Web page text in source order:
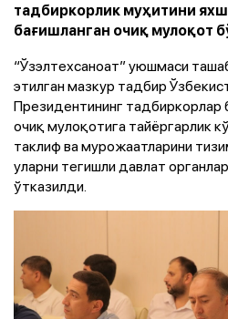
тадбиркорлик муҳитини
бағишланган очиқ мулоқот
“Ўзэлтехсаноат” уюшмаси
этилган мазкур тадбир
Президентининг тадбиркорлар
очиқ мулоқотига тайёргарлик
таклиф ва мурожаатларини
уларни тегишли давлат
ўтказилди.